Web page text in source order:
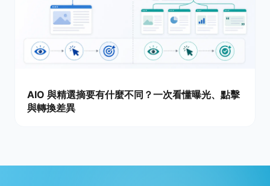
AIO 與精選摘要有什麼不同？一次看懂曝光、點擊
與轉換差異